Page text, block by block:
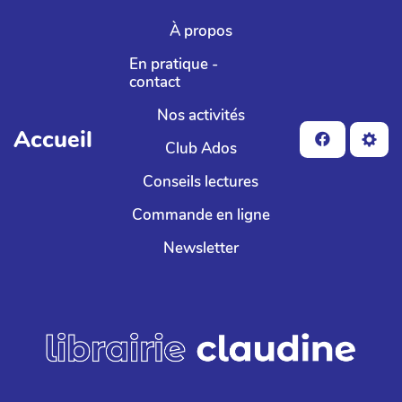
Aller au contenu principal
Accueil
À propos
En pratique -
contact
Nos activités
Club Ados
Conseils lectures
Commande en ligne
Newsletter